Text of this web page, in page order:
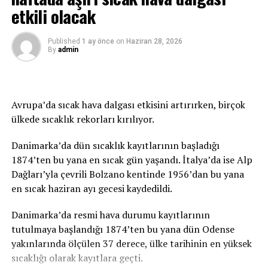
KAÇIRMAYIN
İsrail’in Suriye’ye saldırı düzenlediği iddia edildi
etkili olacak
Published 1 ay önce on Haziran 28, 2026
By admin
Avrupa’da sıcak hava dalgası etkisini artırırken, birçok
ülkede sıcaklık rekorları kırılıyor.
Danimarka’da dün sıcaklık kayıtlarının başladığı
1874’ten bu yana en sıcak gün yaşandı. İtalya’da ise Alp
Dağları’yla çevrili Bolzano kentinde 1956’dan bu yana
en sıcak haziran ayı gecesi kaydedildi.
Danimarka’da resmi hava durumu kayıtlarının
tutulmaya başlandığı 1874’ten bu yana dün Odense
yakınlarında ölçülen 37 derece, ülke tarihinin en yüksek
sıcaklığı olarak kayıtlara geçti.